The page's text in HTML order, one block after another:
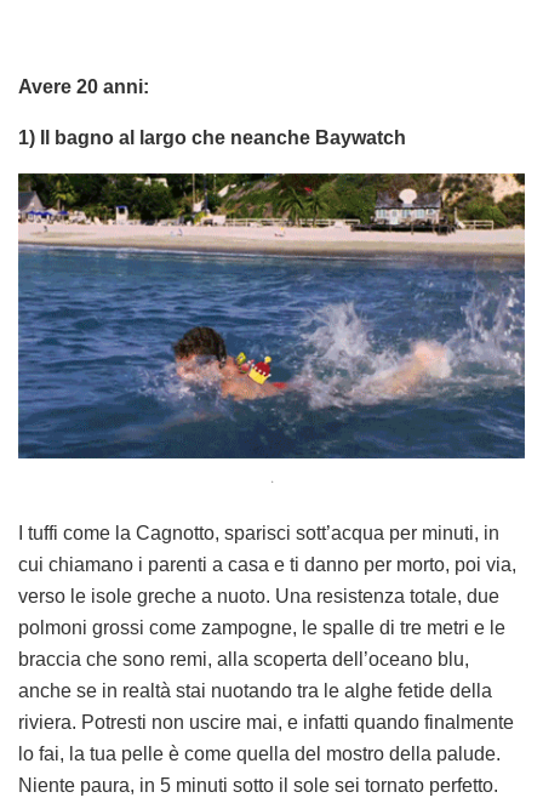
Avere 20 anni:
1) Il bagno al largo che neanche Baywatch
.
I tuffi come la Cagnotto, sparisci sott’acqua per minuti, in
cui chiamano i parenti a casa e ti danno per morto, poi via,
verso le isole greche a nuoto. Una resistenza totale, due
polmoni grossi come zampogne, le spalle di tre metri e le
braccia che sono remi, alla scoperta dell’oceano blu,
anche se in realtà stai nuotando tra le alghe fetide della
riviera. Potresti non uscire mai, e infatti quando finalmente
lo fai, la tua pelle è come quella del mostro della palude.
Niente paura, in 5 minuti sotto il sole sei tornato perfetto.